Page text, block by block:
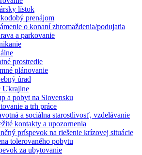
lístok
prenájom
o konaní zhromaždenia/podujatia
a parkovanie
prostredie
plánovanie
úrad
Ukrajine
a pobyt na Slovensku
a trh práce
a sociálna starostlivosť, vzdelávanie
kontakty a upozornenia
príspevok na riešenie krízovej situácie
tolerovaného pobytu
za ubytovanie